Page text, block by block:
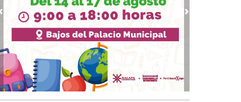
Ago 07, 2026 / 14:39
Hallan con vida a pescador desaparecido desde el
23 de julio en Uxpanapa
Ago 07, 2026 / 14:22
Resalta Pedro Miguel pensamiento de Diego
Ruzzarín y agradece respaldo de Rocío Nahle al
Festival del Mar
Previous Next